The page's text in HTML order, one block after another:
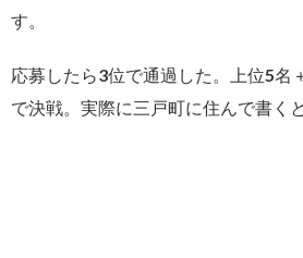
す。
応募したら3位で通過した。上位5名
で決戦。実際に三戸町に住んで書く